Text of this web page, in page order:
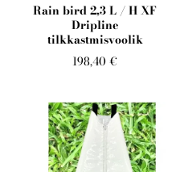
Rain bird 2,3 L / H XF
Dripline
tilkkastmisvoolik
198,40 €